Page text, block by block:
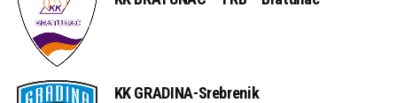
KK GRADINA-Srebrenik